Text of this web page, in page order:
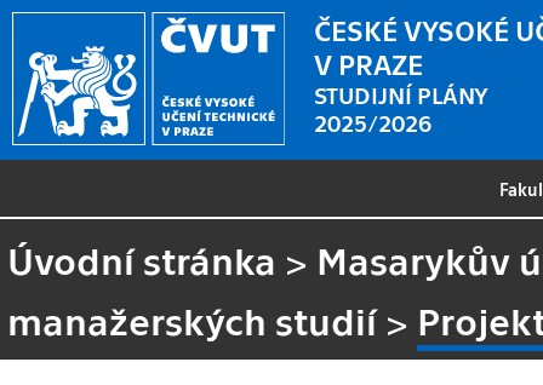
ČESKÉ VYSOKÉ
V PRAZE
STUDIJNÍ PLÁNY
2025/2026
Úvodní stránka > Masarykův
manažerských studií>